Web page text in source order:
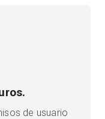
de usuario